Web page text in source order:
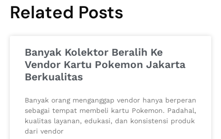
Related Posts
Banyak Kolektor Beralih Ke
Vendor Kartu Pokemon Jakarta
Berkualitas
Banyak orang menganggap vendor hanya berperan
sebagai tempat membeli kartu Pokemon. Padahal,
kualitas layanan, edukasi, dan konsistensi produk
dari vendor